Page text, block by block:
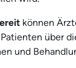
können
über
und